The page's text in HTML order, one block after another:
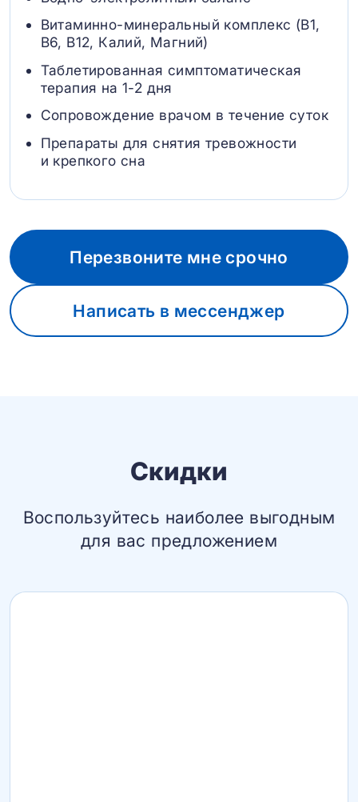
Витаминно-минеральный комплекс (B1,
B6, В12, Калий, Магний)
Таблетированная симптоматическая
терапия на 1-2 дня
Сопровождение врачом в течение суток
Препараты для снятия тревожности
и крепкого сна
Перезвоните мне срочно
Написать в мессенджер
Скидки
Воспользуйтесь наиболее выгодным
для вас предложением